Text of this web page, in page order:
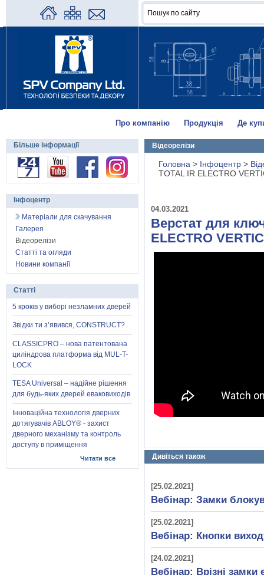
Про компанію Продукція Де
Відеорелізи
Головна > Інфоцентр >
TOTAL IR ELECTRO
04.03.2021
Верстат для
ELECTRO
Дивіться також
[25.02.2021]
Вебінар: Замки
[25.02.2021]
Вебінар: Кнопки
[24.02.2021]
Вебінар: Врізні замки
Більше інформації
Інфоцентр
Матеріали для скачування
Галерея
Відеорелізи
Статті та огляди
Новини компанії
Статті
5 кроків у виборі незламних дверей
Звідки ти з’явився, CONSTRUCT?
CLASSICPRO – нова патентована
циліндрова платформа від MUL-T-
LOCK
TESA Universal – надійне рішення
для будь-яких дверей еваковиходів
Інноваційна технологія дверних
дотягувачів ABLOY® - захист
дверного механізму та контроль
доступу в приміщення
Читати все